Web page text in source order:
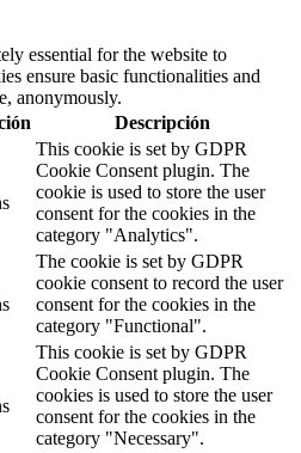
essential for the website to
ensure basic functionalities and
anonymously.
Descripción
This cookie is set by GDPR
Cookie Consent plugin. The
cookie is used to store the user
consent for the cookies in the
category "Analytics".
The cookie is set by GDPR
cookie consent to record the user
consent for the cookies in the
category "Functional".
This cookie is set by GDPR
Cookie Consent plugin. The
cookies is used to store the user
consent for the cookies in the
category "Necessary".